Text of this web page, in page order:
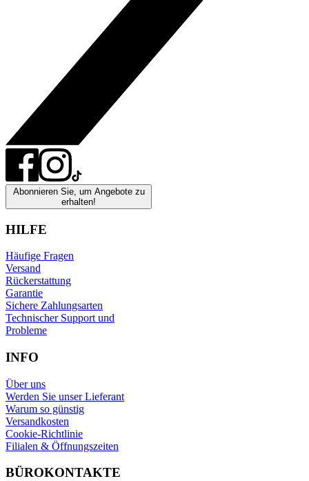
Abonnieren Sie, um Angebote zu
erhalten!
HILFE
Häufige Fragen
Versand
Rückerstattung
Garantie
Sichere Zahlungsarten
Technischer Support und
Probleme
INFO
Über uns
Werden Sie unser Lieferant
Warum so günstig
Versandkosten
Cookie-Richtlinie
Filialen & Öffnungszeiten
BÜROKONTAKTE